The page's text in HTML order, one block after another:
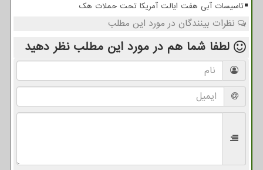
تاسیسات آبی هفت ایالت آمریکا تحت حملات هک
نظرات بینندگان در مورد این مطلب
لطفا شما هم در مورد این مطلب نظر دهید